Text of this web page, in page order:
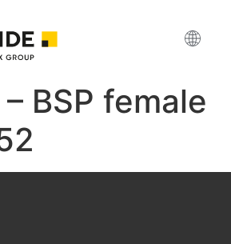
BSP female